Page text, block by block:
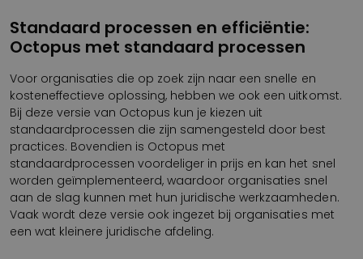
Standaard processen en efficiëntie:
Octopus met standaard processen
Voor organisaties die op zoek zijn naar een snelle en
kosteneffectieve oplossing, hebben we ook een uitkomst.
Bij deze versie van Octopus kun je kiezen uit
standaardprocessen die zijn samengesteld door best
practices. Bovendien is Octopus met
standaardprocessen voordeliger in prijs en kan het snel
worden geïmplementeerd, waardoor organisaties snel
aan de slag kunnen met hun juridische werkzaamheden.
Vaak wordt deze versie ook ingezet bij organisaties met
een wat kleinere juridische afdeling.